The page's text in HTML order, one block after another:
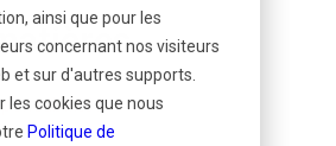
ainsi que pour les
concernant nos visiteurs
et sur d'autres supports.
les cookies que nous
Politique de
l'installation